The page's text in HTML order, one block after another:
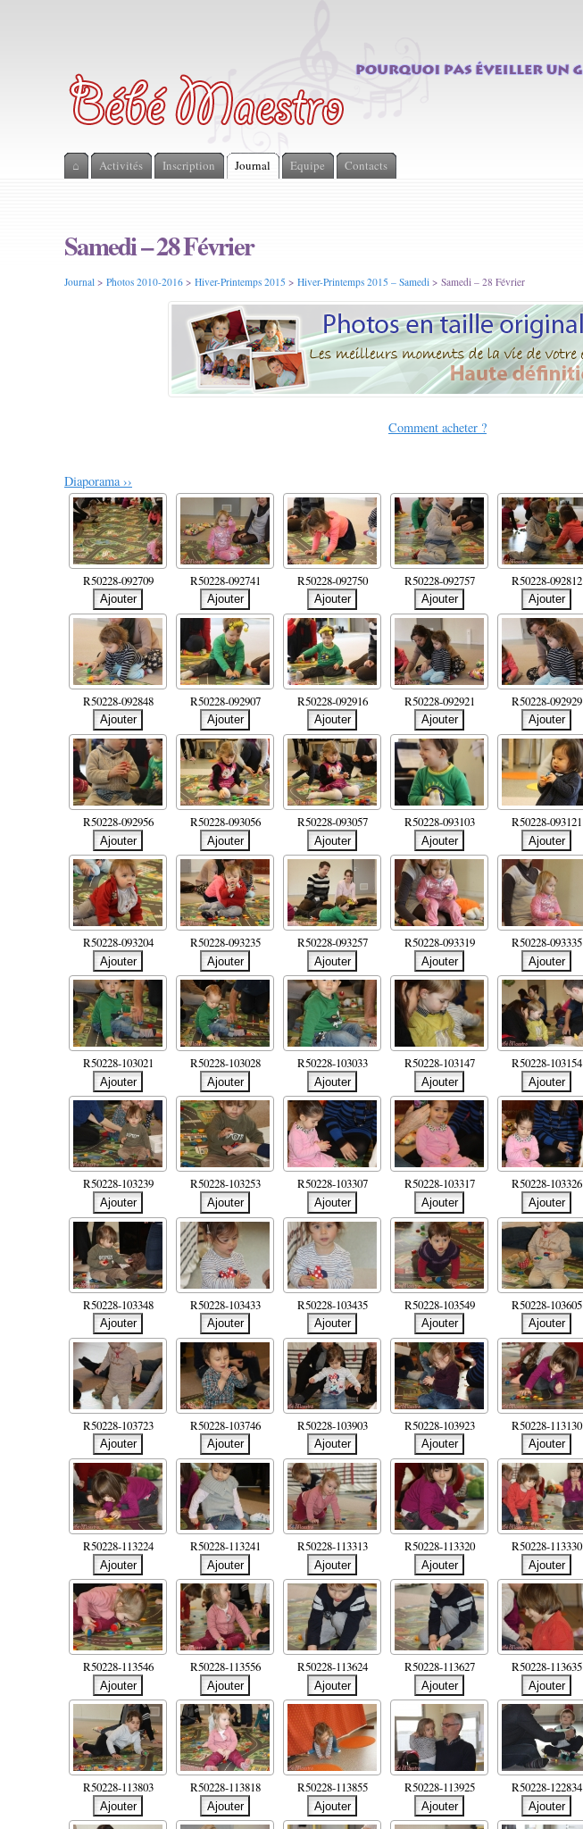
⌂ Activités Inscription Journal Equipe Contacts
Samedi – 28 Février
Journal > Photos 2010-2016 > Hiver-Printemps 2015 > Hiver-Printemps 2015 – Samedi > Samedi – 28 Février
Comment acheter ?
Diaporama ››
R50228-092709 R50228-092741 R50228-092750 R50228-092757 R50228-092812
R50228-092848 R50228-092907 R50228-092916 R50228-092921 R50228-092929
R50228-092956 R50228-093056 R50228-093057 R50228-093103 R50228-093121
R50228-093204 R50228-093235 R50228-093257 R50228-093319 R50228-093335
R50228-103021 R50228-103028 R50228-103033 R50228-103147 R50228-103154
R50228-103239 R50228-103253 R50228-103307 R50228-103317 R50228-103326
R50228-103348 R50228-103433 R50228-103435 R50228-103549 R50228-103605
R50228-103723 R50228-103746 R50228-103903 R50228-103923 R50228-113130
R50228-113224 R50228-113241 R50228-113313 R50228-113320 R50228-113330
R50228-113546 R50228-113556 R50228-113624 R50228-113627 R50228-113635
R50228-113803 R50228-113818 R50228-113855 R50228-113925 R50228-122834